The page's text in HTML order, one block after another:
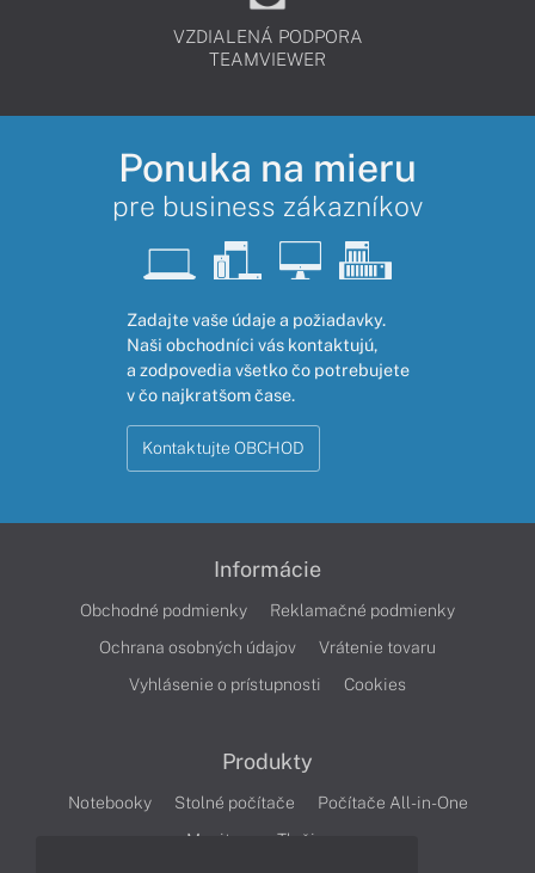
VZDIALENÁ PODPORA
TEAMVIEWER
Ponuka na mieru
pre business zákazníkov
Zadajte vaše údaje a požiadavky.
Naši obchodníci vás kontaktujú,
a zodpovedia všetko čo potrebujete
v čo najkratšom čase.
Kontaktujte OBCHOD
Informácie
Obchodné podmienky
Reklamačné podmienky
Ochrana osobných údajov
Vrátenie tovaru
Vyhlásenie o prístupnosti
Cookies
Produkty
Notebooky Stolné počítače
Počítače All-in-One
Monitory
Tlačiarne